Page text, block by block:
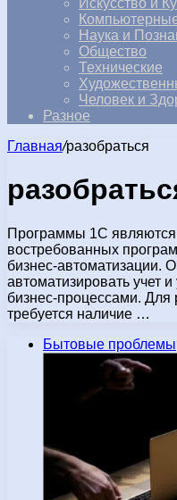
Искусство и
Наука и
Общество
Технические
Человек и
Разное
Главная/разобраться
Программы 1С
востребованных
бизнес-автоматизации.
автоматизировать учет
бизнес-процессами.
требуется наличие …
Бытовые проблемы